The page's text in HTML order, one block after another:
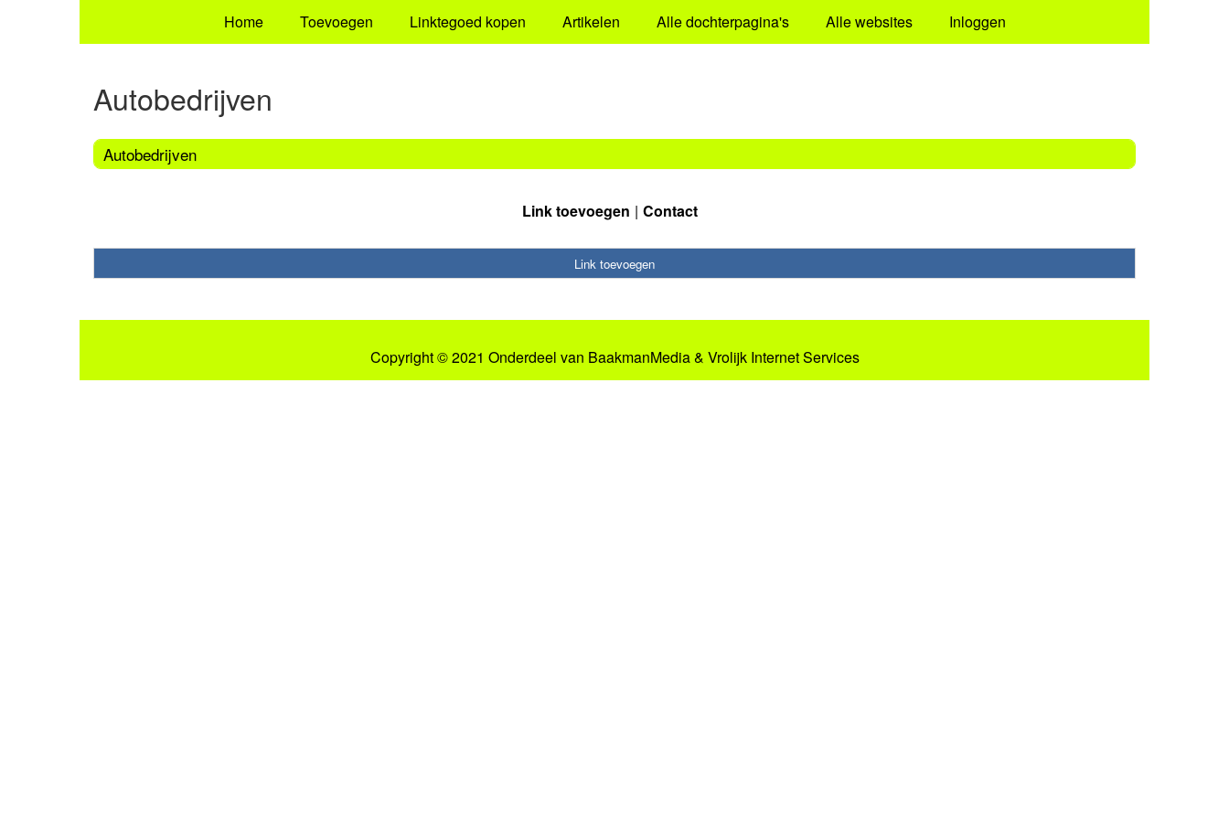
Home Toevoegen Linktegoed kopen Artikelen Alle dochterpagina's Alle websites Inloggen
Autobedrijven
Autobedrijven
Link toevoegen Contact
Link toevoegen
Copyright © 2021 Onderdeel van BaakmanMedia& Vrolijk Internet Services